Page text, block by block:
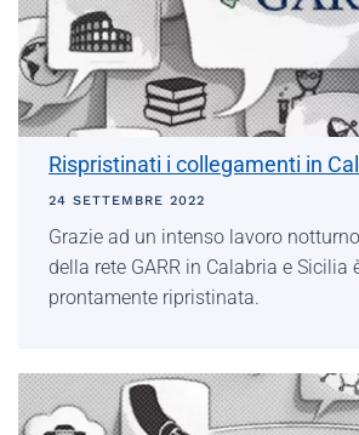
Rispristinati i collegamenti in
24 SETTEMBRE 2022
Grazie ad un intenso lavoro
della rete GARR in Calabria e Sicilia
prontamente ripristinata.